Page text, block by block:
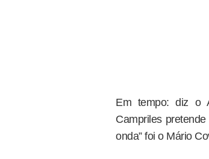
Em tempo: diz o
Campriles pretende
onda” foi o Mário